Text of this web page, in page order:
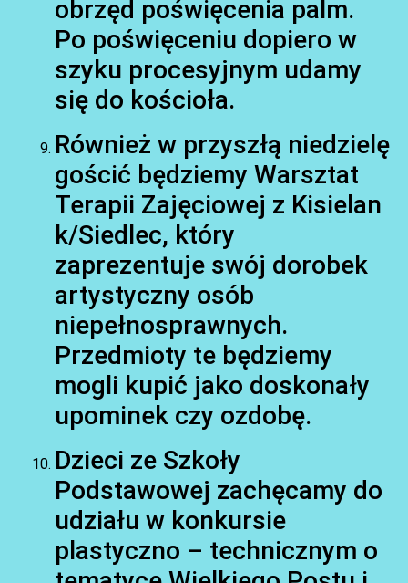
obrzęd poświęcenia palm.
Po poświęceniu dopiero w
szyku procesyjnym udamy
się do kościoła.
Również w przyszłą niedzielę
gościć będziemy Warsztat
Terapii Zajęciowej z Kisielan
k/Siedlec, który
zaprezentuje swój dorobek
artystyczny osób
niepełnosprawnych.
Przedmioty te będziemy
mogli kupić jako doskonały
upominek czy ozdobę.
Dzieci ze Szkoły
Podstawowej zachęcamy do
udziału w konkursie
plastyczno – technicznym o